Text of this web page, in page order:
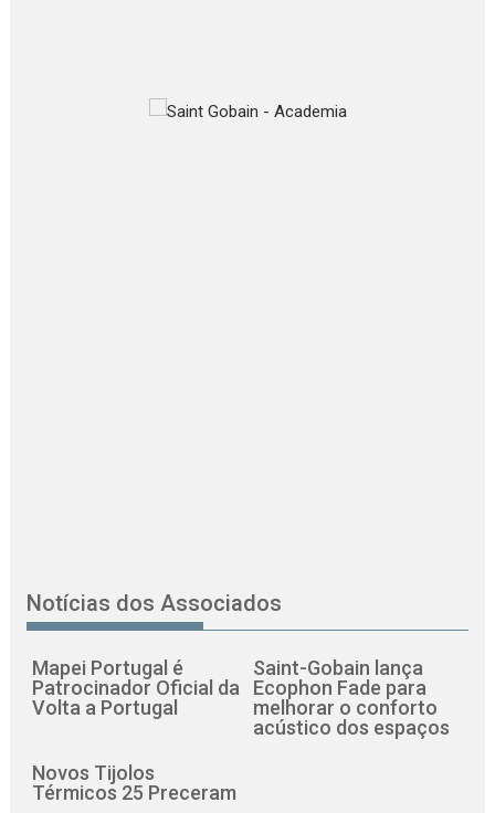
Notícias dos Associados
Mapei Portugal é
Patrocinador Oficial da
Volta a Portugal
Saint-Gobain lança
Ecophon Fade para
melhorar o conforto
acústico dos espaços
Novos Tijolos
Térmicos 25 Preceram